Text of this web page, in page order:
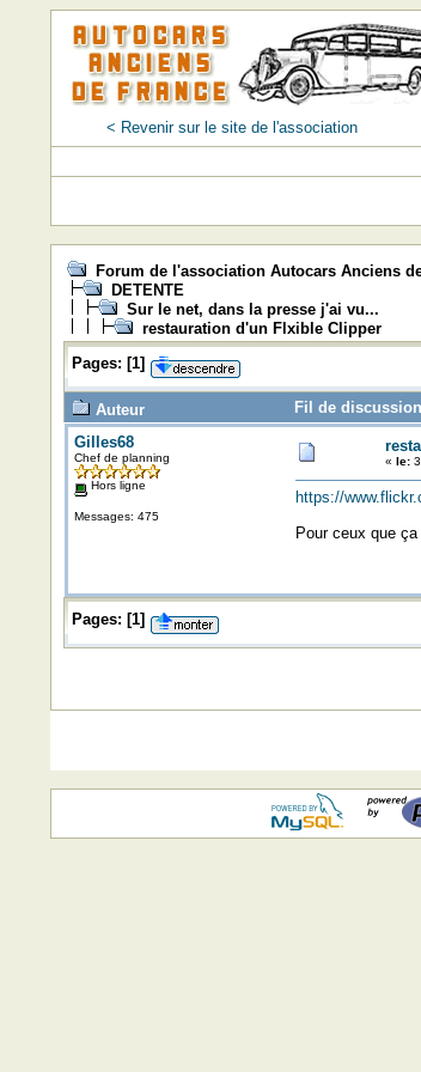
< Revenir sur le site de l'association
Forum de l'association Autocars Anciens
DETENTE
Sur le net, dans la presse j'ai vu...
restauration d'un Flxible Clipper
Pages: [1]
Auteur
Fil de
Gilles68
Chef de planning
Hors ligne
Messages: 475
« le:
https://
Pour ceux que
Pages: [1]